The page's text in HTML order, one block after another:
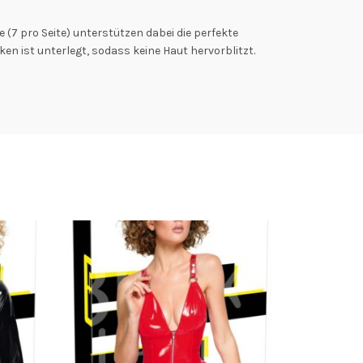
(7 pro Seite) unterstützen dabei die perfekte
ist unterlegt, sodass keine Haut hervorblitzt.